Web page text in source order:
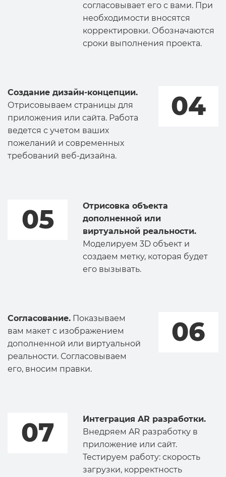
согласовывает его с вами. При
необходимости вносятся
корректировки. Обозначаются
сроки выполнения проекта.
Создание дизайн-концепции.
Отрисовываем страницы для
приложения или сайта. Работа
ведется с учетом ваших
пожеланий и современных
требований веб-дизайна.
04
05
Отрисовка объекта
дополненной или
виртуальной реальности.
Моделируем 3D объект и
создаем метку, которая будет
его вызывать.
Согласование. Показываем
вам макет с изображением
дополненной или виртуальной
реальности. Согласовываем
его, вносим правки.
06
07
Интеграция AR разработки.
Внедряем AR разработку в
приложение или сайт.
Тестируем работу: скорость
загрузки, корректность